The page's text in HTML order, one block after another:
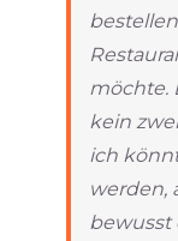
möchte.
kein
ich
werden,
bewusst